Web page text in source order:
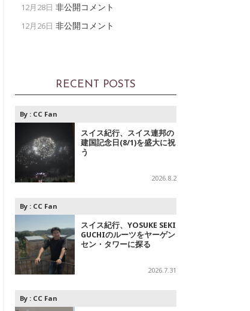
12月28日 非公開コメント
12月26日 非公開コメント
RECENT POSTS
By : CC Fan
スイス紀行、スイス連邦の
建国記念日(8/1)を盛大に祝
う
2026.8.2
By : CC Fan
スイス紀行、YOSUKE SEKI
GUCHIのルーツをヤーゲン
セン・タワーに探る
2026.7.31
By : CC Fan